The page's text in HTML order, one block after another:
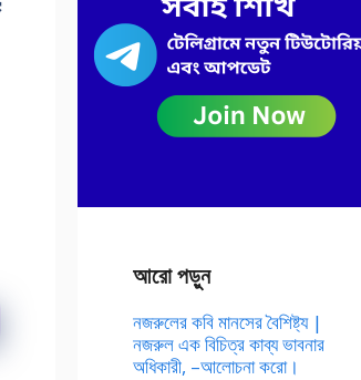
আরো পড়ুন
নজরুলের কবি মানসের বৈশিষ্ট্য |
নজরুল এক বিচিত্র কাব্য ভাবনার
অধিকারী, –আলোচনা করো।